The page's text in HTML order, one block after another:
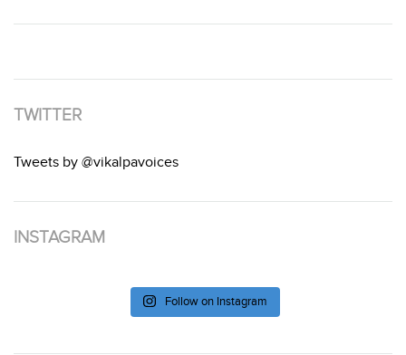
TWITTER
Tweets by @vikalpavoices
INSTAGRAM
Follow on Instagram